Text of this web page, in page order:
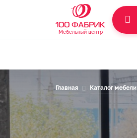
Мебельный центр
Главная Каталог мебели